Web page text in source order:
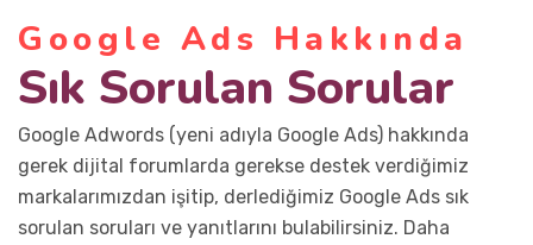
Google Ads Hakkında
Sık Sorulan Sorular
Google Adwords (yeni adıyla Google Ads) hakkında
gerek dijital forumlarda gerekse destek verdiğimiz
markalarımızdan işitip, derlediğimiz Google Ads sık
sorulan soruları ve yanıtlarını bulabilirsiniz. Daha